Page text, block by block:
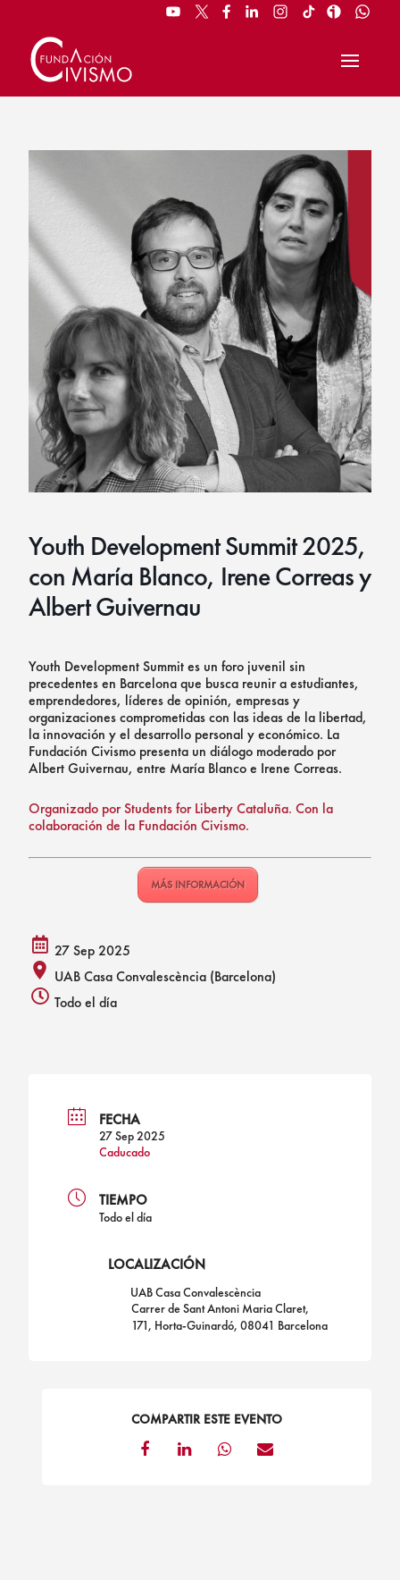
Youth Development Summit 2025,
con María Blanco, Irene Correas y
Albert Guivernau
Youth Development Summit es un foro juvenil sin
precedentes en Barcelona que busca reunir a estudiantes,
emprendedores, líderes de opinión, empresas y
organizaciones comprometidas con las ideas de la libertad,
la innovación y el desarrollo personal y económico. La
Fundación Civismo presenta un diálogo moderado por
Albert Guivernau, entre María Blanco e Irene Correas.
Organizado por Students for Liberty Cataluña. Con la
colaboración de la Fundación Civismo.
MÁS INFORMACIÓN
calendar
alt
icon
27 Sep 2025
place
UAB Casa Convalescència (Barcelona)
Todo el día
FECHA
27 Sep 2025
Caducado
TIEMPO
Todo el día
LOCALIZACIÓN
UAB Casa Convalescència
Carrer de Sant Antoni Maria Claret,
171, Horta-Guinardó, 08041 Barcelona
COMPARTIR ESTE EVENTO